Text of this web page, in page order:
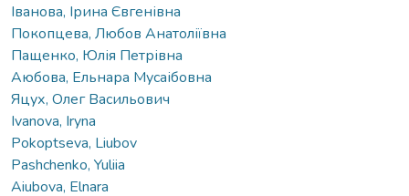
Іванова, Ірина Євгенівна
Покопцева, Любов Анатоліївна
Пащенко, Юлія Петрівна
Аюбова, Ельнара Мусаібовна
Яцух, Олег Васильович
Ivanova, Iryna
Pokoptseva, Liubov
Pashchenko, Yuliia
Aiubova, Elnara